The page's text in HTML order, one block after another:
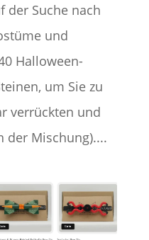
der Suche nach
und
Halloween-
um Sie zu
verrückten und
der Mischung)....